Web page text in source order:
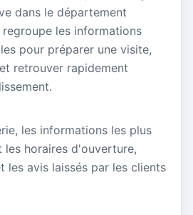
dans le département
regroupe les informations
pour préparer une visite,
retrouver rapidement
les informations les plus
les horaires d'ouverture,
les avis laissés par les clients